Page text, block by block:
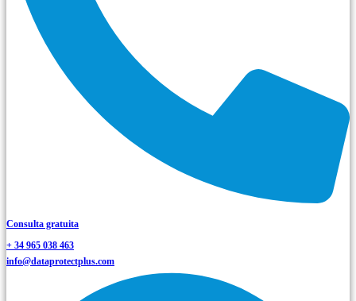
Consulta gratuita
+ 34 965 038 463
info@dataprotectplus.com